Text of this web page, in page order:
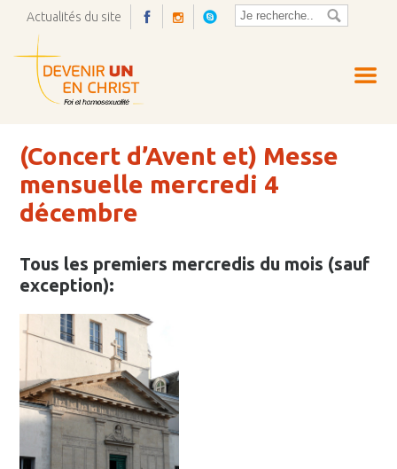
Actualités du site
(Concert d’Avent et) Messe
mensuelle mercredi 4
décembre
Tous les premiers mercredis du mois (sauf
exception):